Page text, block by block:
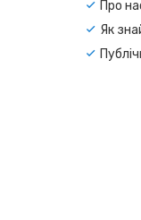
Про
Як